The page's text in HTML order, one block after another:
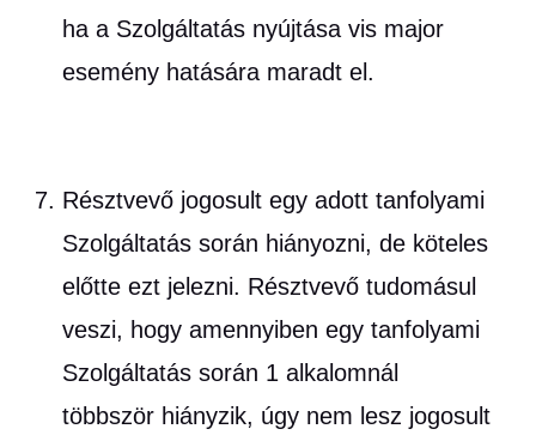
ha a Szolgáltatás nyújtása vis major
esemény hatására maradt el.
Résztvevő jogosult egy adott tanfolyami
Szolgáltatás során hiányozni, de köteles
előtte ezt jelezni. Résztvevő tudomásul
veszi, hogy amennyiben egy tanfolyami
Szolgáltatás során 1 alkalomnál
többször hiányzik, úgy nem lesz jogosult